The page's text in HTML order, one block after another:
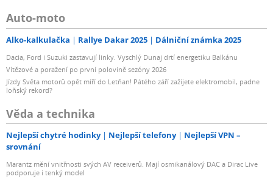
Auto-moto
Alko-kalkulačka Rallye Dakar 2025 Dálniční známka 2025
Dacia, Ford i Suzuki zastavují linky. Vyschlý Dunaj drtí energetiku Balkánu
Vítězové a poražení po první polovině sezóny 2026
Jízdy Světa motorů opět míří do Letňan! Pátého září zažijete elektromobil, padne
loňský rekord?
Věda a technika
Nejlepší chytré hodinky Nejlepší telefony
Nejlepší VPN –
srovnání
Marantz mění vnitřnosti svých AV receiverů. Mají osmikanálový DAC a Dirac Live
podporuje i tenký model